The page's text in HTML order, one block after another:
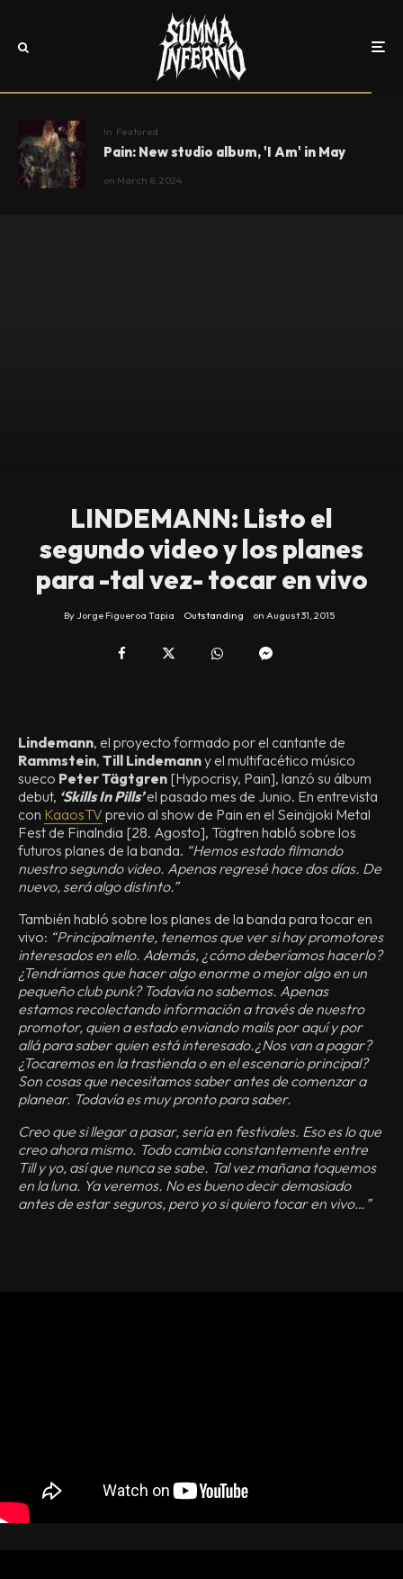
In Featured
Pain: New studio album, 'I Am' in May
on March 8, 2024
LINDEMANN: Listo el
segundo video y los planes
para -tal vez- tocar en vivo
By Jorge Figueroa Tapia Outstanding on August 31, 2015
Lindemann, el proyecto formado por el cantante de
Rammstein, Till Lindemanny el multifacético músico
sueco Peter Tägtgren [Hypocrisy, Pain], lanzó su álbum
debut, ‘Skills In Pills’el pasado mes de Junio. En entrevista
con KaaosTV previo al show de Pain en el Seinäjoki Metal
Fest de Finalndia [28. Agosto], Tägtren habló sobre los
futuros planes de la banda. “Hemos estado filmando
nuestro segundo video. Apenas regresé hace dos días. De
nuevo, será algo distinto.”
También habló sobre los planes de la banda para tocar en
vivo: “Principalmente, tenemos que ver si hay promotores
interesados en ello. Además, ¿cómo deberíamos hacerlo?
¿Tendríamos que hacer algo enorme o mejor algo en un
pequeño club punk? Todavía no sabemos. Apenas
estamos recolectando información a través de nuestro
promotor, quien a estado enviando mails por aquí y por
allá para saber quien está interesado.¿Nos van a pagar?
¿Tocaremos en la trastienda o en el escenario principal?
Son cosas que necesitamos saber antes de comenzar a
planear. Todavía es muy pronto para saber.
Creo que si llegar a pasar, sería en festivales. Eso es lo que
creo ahora mismo. Todo cambia constantemente entre
Till y yo, así que nunca se sabe. Tal vez mañana toquemos
en la luna. Ya veremos. No es bueno decir demasiado
antes de estar seguros, pero yo si quiero tocar en vivo…”